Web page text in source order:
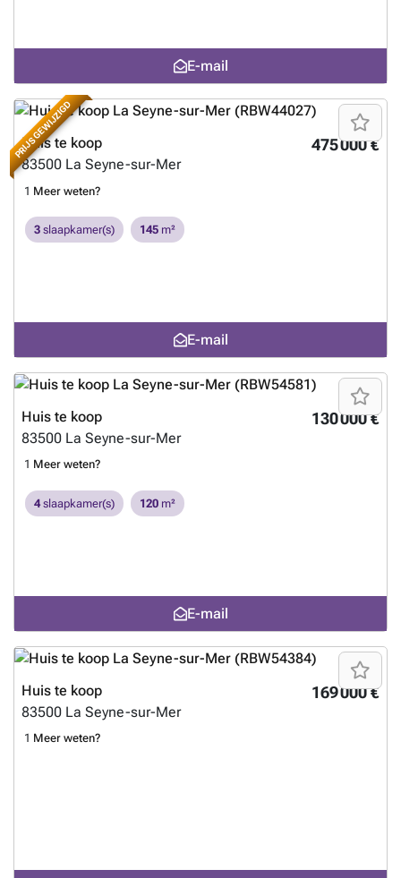
E-mail
PRIJS GEWIJZIGD 475 000 €
Huis te koop
83500 La Seyne-sur-Mer
1 Meer weten?
3 slaapkamer(s) 145 m²
E-mail
130 000 €
Huis te koop
83500 La Seyne-sur-Mer
1 Meer weten?
4slaapkamer(s) 120 m²
E-mail
169 000 €
Huis te koop
83500 La Seyne-sur-Mer
1 Meer weten?